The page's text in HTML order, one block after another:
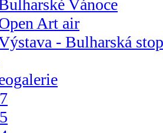
Vánoce
Art air
- Bulharská